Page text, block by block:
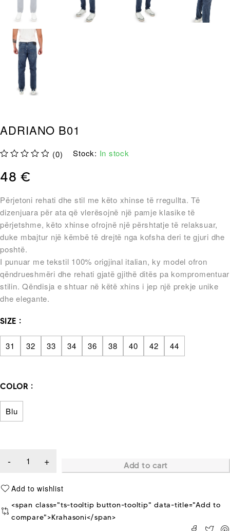
ADRIANO B01
(0) Stock: In stock
Përjetoni rehati dhe stil me këto xhinse të rregullta. Të
dizenjuara për ata që vlerësojnë një pamje klasike të
përjetshme, këto xhinse ofrojnë një përshtatje të relaksuar,
duke mbajtur një këmbë të drejtë nga kofsha deri te gjuri dhe
poshtë.
I punuar me tekstil 100% origjinal italian, ky model ofron
qëndrueshmëri dhe rehati gjatë gjithë ditës pa kompromentuar
stilin. Qëndisja e shtuar në këtë xhins i jep një prekje unike
dhe elegante.
48 €
SIZE
31 32 33 34 36 38 40 42 44
COLOR
Blu
Add to cart
<span class="ts-tooltip button-tooltip" data-title="Add to
compare">Krahasoni</span>